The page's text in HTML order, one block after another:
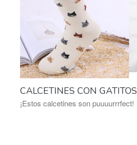
CALCETINES CON GATITOS
¡Estos calcetines son puuuurrrfect!